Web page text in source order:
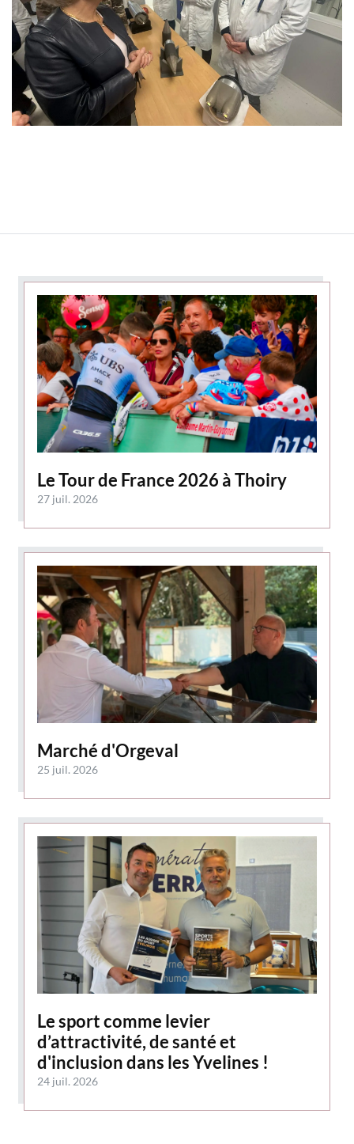
Le Tour de France 2026 à Thoiry
27 juil. 2026
Marché d'Orgeval
25 juil. 2026
Le sport comme levier
d’attractivité, de santé et
d'inclusion dans les Yvelines !
24 juil. 2026